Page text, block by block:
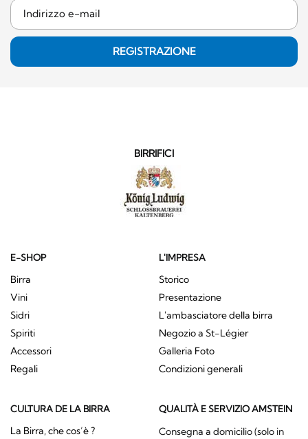
REGISTRAZIONE
BIRRIFICI
E-SHOP
Birra
Vini
Sidri
Spiriti
Accessori
Regali
L'IMPRESA
Storico
Presentazione
L'ambasciatore della birra
Negozio a St-Légier
Galleria Foto
Condizioni generali
CULTURA DE LA BIRRA
La Birra, che cos’è ?
QUALITÀ E SERVIZIO AMSTEIN
Consegna a domicilio (solo in